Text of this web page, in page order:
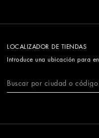
LOCALIZADOR DE TIENDAS
Introduce una ubicación para